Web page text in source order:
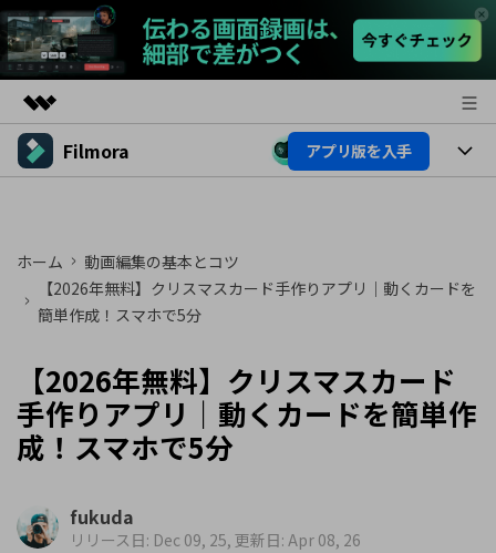
製品
ソリューション
企業情報
プラン＆価格
サポート
Filmora アプリ版を入手
プラットフォーム
製品機能
AI機能
AI機能
活用法
Filmoraのユーザー層
ビデオソリューション
動画編集関連知識
動画編集のコツ
サポート
カスタマーサポート
購入する
ホーム
動画編集の基本とコツ
【2026年無料】クリスマスカード手作りアプリ｜動くカードを
簡単作成！スマホで5分
【2026年無料】クリスマスカード
手作りアプリ｜動くカードを簡単作
成！スマホで5分
fukuda
リリース日: Dec 09, 25, 更新日: Apr 08, 26